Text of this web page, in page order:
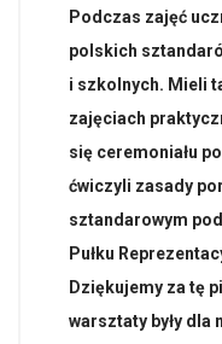
Podczas zajęć
polskich
i szkolnych. Mieli
zajęciach
się ceremoniału
ćwiczyli zasady
sztandarowym
Pułku
Dziękujemy za tę
warsztaty były dla